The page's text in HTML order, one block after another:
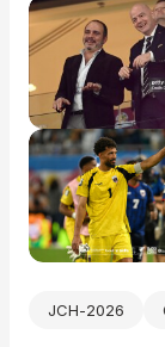
JCH-2026